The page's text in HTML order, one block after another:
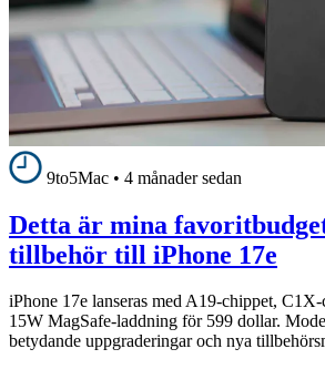
9to5Mac • 4 månader sedan
Detta är mina
tillbehör till iPhone 17e
iPhone 17e lanseras med A19-chippet,
15W MagSafe-laddning för 599 dollar.
betydande uppgraderingar och nya